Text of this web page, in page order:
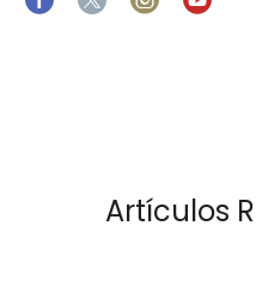
Artículos